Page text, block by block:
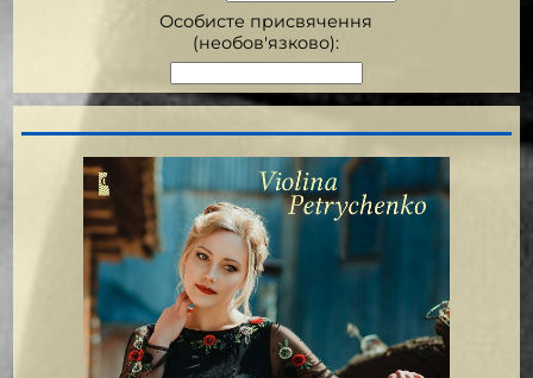
Особисте присвячення
(необов'язково):